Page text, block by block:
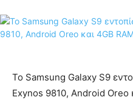
Το Samsung Galaxy S9
Exynos 9810, Android Oreo